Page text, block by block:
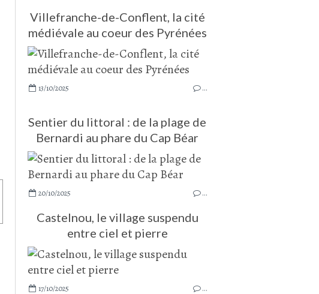
Villefranche-de-Conflent, la cité
médiévale au coeur des Pyrénées
13/10/2025 …
Sentier du littoral : de la plage de
Bernardi au phare du Cap Béar
20/10/2025 …
Castelnou, le village suspendu
entre ciel et pierre
17/10/2025 …